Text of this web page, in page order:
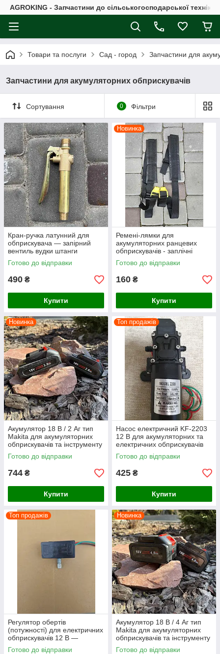
AGROKING - Запчастини до сільськогосподарської
Товари та послуги Сад - город Запчастини для
Запчастини для акумуляторних обприскувачів
Сортування 0 Фільтри
Кран-ручка латунний для
обприскувача — запірний
вентиль вудки штанги
Готово до відправки
490 ₴
Купити
Новинка
Ремені-лямки для
акумуляторних ранцевих
обприскувачів - заплічні
ремені заміна
Готово до відправки
160 ₴
Купити
Новинка
Акумулятор 18 В / 2 Аг тип
Makita для акумуляторних
обприскувачів та інструменту
Готово до відправки
744 ₴
Купити
Топ продажів
Насос електричний KF-2203
12 В для акумуляторних та
електричних обприскувачів
Готово до відправки
425 ₴
Купити
Топ продажів
Регулятор обертів
(потужності) для електричних
обприскувачів 12 В —
контролер швидкості насоса
Готово до відправки
Новинка
Акумулятор 18 В / 4 Аг тип
Makita для акумуляторних
обприскувачів та інструменту
Готово до відправки